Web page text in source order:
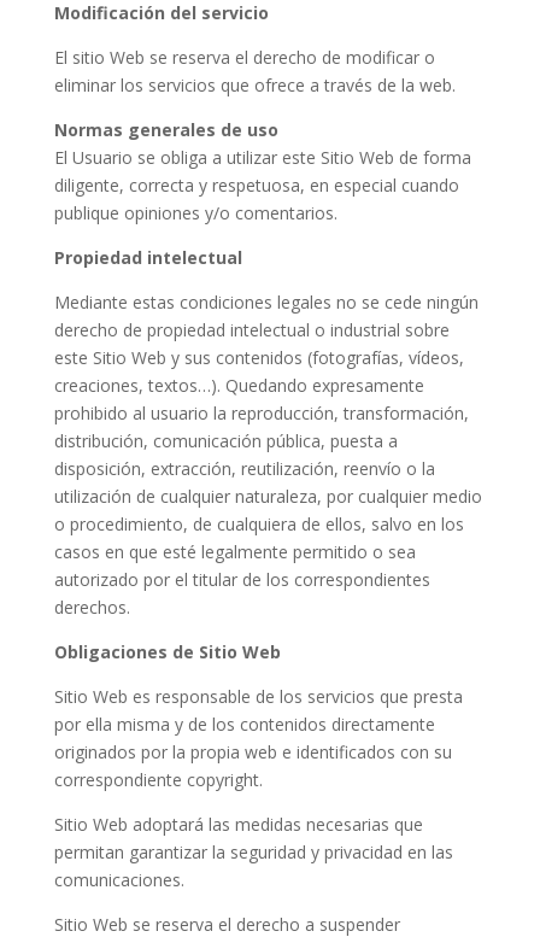
Modificación del servicio
El sitio Web se reserva el derecho de modificar o
eliminar los servicios que ofrece a través de la web.
Normas generales de uso
El Usuario se obliga a utilizar este Sitio Web de forma
diligente, correcta y respetuosa, en especial cuando
publique opiniones y/o comentarios.
Propiedad intelectual
Mediante estas condiciones legales no se cede ningún
derecho de propiedad intelectual o industrial sobre
este Sitio Web y sus contenidos (fotografías, vídeos,
creaciones, textos…). Quedando expresamente
prohibido al usuario la reproducción, transformación,
distribución, comunicación pública, puesta a
disposición, extracción, reutilización, reenvío o la
utilización de cualquier naturaleza, por cualquier medio
o procedimiento, de cualquiera de ellos, salvo en los
casos en que esté legalmente permitido o sea
autorizado por el titular de los correspondientes
derechos.
Obligaciones de Sitio Web
Sitio Web es responsable de los servicios que presta
por ella misma y de los contenidos directamente
originados por la propia web e identificados con su
correspondiente copyright.
Sitio Web adoptará las medidas necesarias que
permitan garantizar la seguridad y privacidad en las
comunicaciones.
Sitio Web se reserva el derecho a suspender